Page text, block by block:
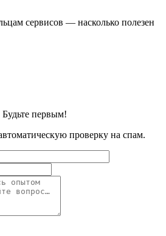
сервисов — насколько полезен
первым!
проверку на спам.